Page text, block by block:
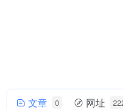
千帆集
文章 0 网址